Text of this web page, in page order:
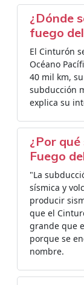
¿Dónde
fuego
El Cinturón
Océano
40 mil km,
subducción
explica su
¿Por
Fuego
"La
sísmica y
producir
que el
grande que
porque se
nombre.